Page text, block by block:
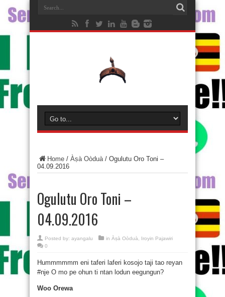
Home / Àṣà Oòduà/ Ogulutu Oro Toni –
04.09.2016
Ogulutu Oro Toni –
04.09.2016
Posted by: ayangalu in Àṣà Oòduà
Iroyin Pajawiri
0
Hummmmmm eni taferi laferi kosojo taji tao reyan
#nje O mo pe ohun ti ntan lodun eegungun?
Woo Orewa